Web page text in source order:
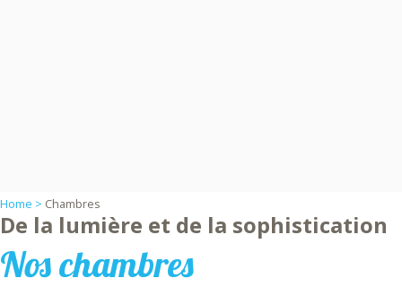
Home > Chambres
De la lumière et de la sophistication
Nos chambres